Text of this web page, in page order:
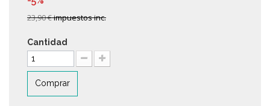
23,90 €impuestos inc.
Cantidad
Comprar